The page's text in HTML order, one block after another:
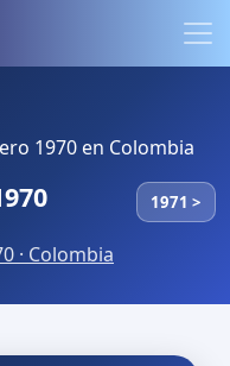
1970 en Colombia
1971 >
· Colombia